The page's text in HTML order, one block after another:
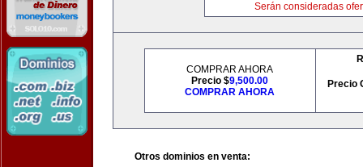
Serán consideradas
COMPRAR AHORA
Precio $9,500.00
COMPRAR AHORA
Precio
Otros dominios en venta: